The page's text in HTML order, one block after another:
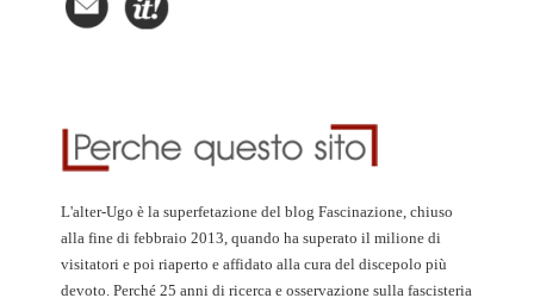
L'alter-Ugo è la superfetazione del blog Fascinazione, chiuso
alla fine di febbraio 2013, quando ha superato il milione di
visitatori e poi riaperto e affidato alla cura del discepolo più
devoto. Perché 25 anni di ricerca e osservazione sulla fascisteria